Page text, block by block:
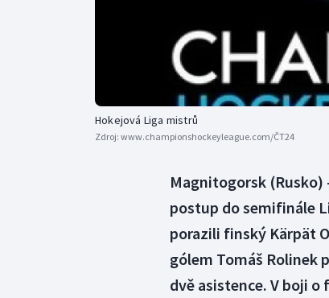
Gymnastika
Hokejová Liga mistrů
Zdroj: www.championshockeyleague.com/ČT24
Magnitogorsk
postup do semifinále
porazili finský Kärpät
gólem Tomáš Rolinek
dvě asistence. V boji